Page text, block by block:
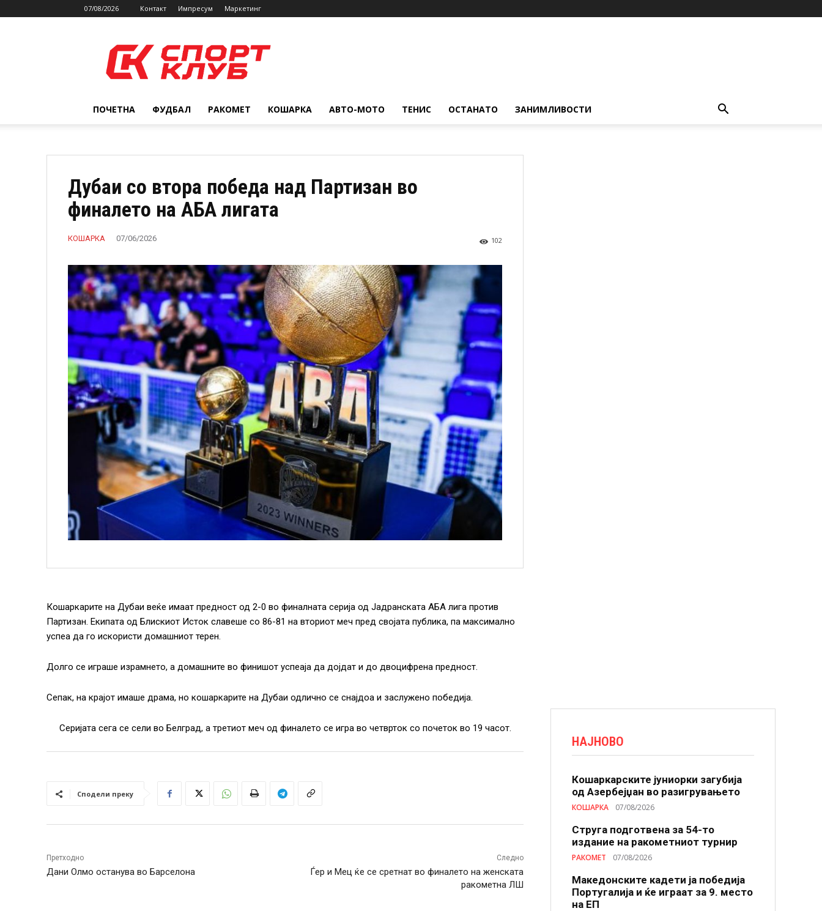
07/08/2026 Контакт Импресум Маркетинг
ПОЧЕТНА ФУДБАЛ РАКОМЕТ КОШАРКА АВТО-МОТО ТЕНИС ОСТАНАТО ЗАНИМЛИВОСТИ
Дубаи со втора победа над Партизан во
финалето на АБА лигата
КОШАРКА 07/06/2026 102
Кошаркарите на Дубаи веќе имаат предност од 2-0 во финалната серија од Јадранската АБА лига против
Партизан. Екипата од Блискиот Исток славеше со 86-81 на вториот меч пред својата публика, па максимално
успеа да го искористи домашниот терен.
Долго се играше израмнето, а домашните во финишот успеаја да дојдат и до двоцифрена предност.
Сепак, на крајот имаше драма, но кошаркарите на Дубаи одлично се снајдоа и заслужено победија.
Серијата сега се сели во Белград, а третиот меч од финалето се игра во четврток со почеток во 19 часот.
Сподели преку
Претходно
Дани Олмо останува во Барселона
Следно
Ѓер и Мец ќе се сретнат во финалето на женската
ракометна ЛШ
НАЈНОВО
Кошаркарските јуниорки загубија
од Азербејџан во разигрувањето
КОШАРКА 07/08/2026
Струга подготвена за 54-то
издание на ракометниот турнир
РАКОМЕТ 07/08/2026
Македонските кадети ја победија
Португалија и ќе играат за 9. место
на ЕП